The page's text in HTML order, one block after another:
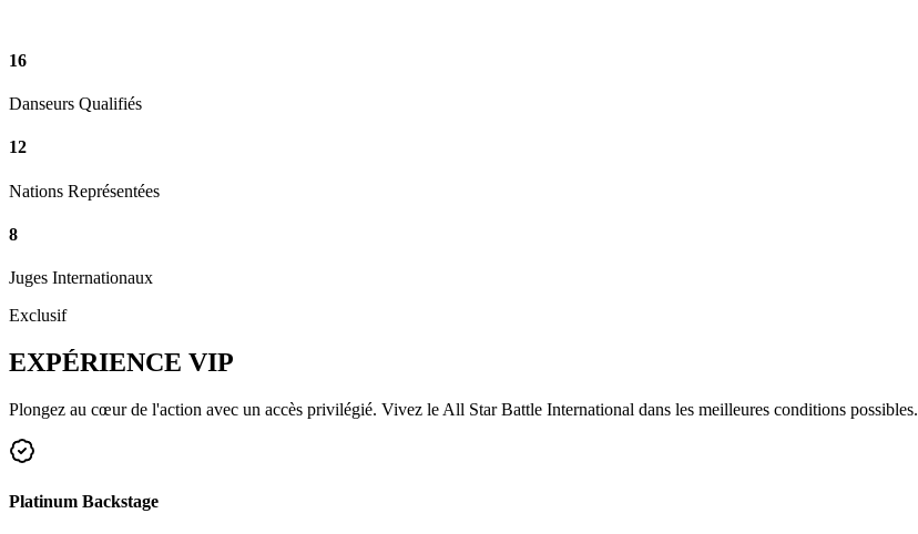
16
Danseurs Qualifiés
12
Nations Représentées
8
Juges Internationaux
Exclusif
EXPÉRIENCE VIP
Plongez au cœur de l'action avec un accès privilégié. Vivez le All Star Battle International dans les meilleures conditions possibles.
Platinum Backstage